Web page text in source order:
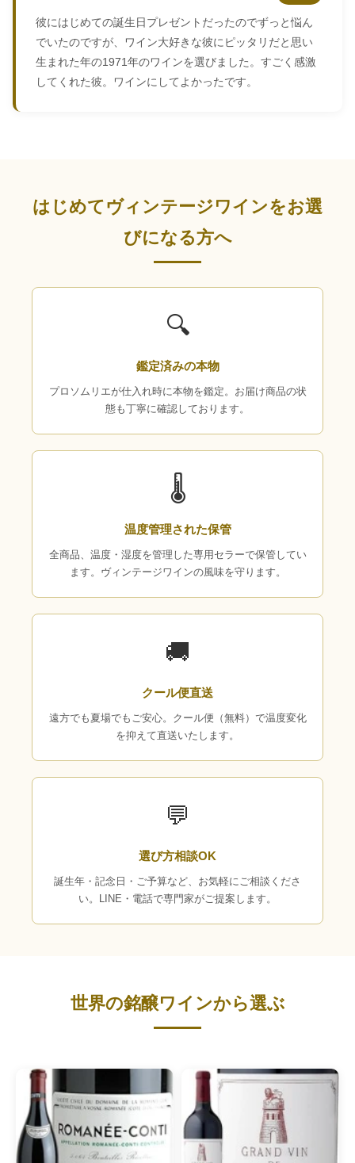
彼にはじめての誕生日プレゼントだったのでずっと悩ん
でいたのですが、ワイン大好きな彼にピッタリだと思い
生まれた年の1971年のワインを選びました。すごく感激
してくれた彼。ワインにしてよかったです。
はじめてヴィンテージワインをお選
びになる方へ
🔍
鑑定済みの本物
プロソムリエが仕入れ時に本物を鑑定。お届け商品の状
態も丁寧に確認しております。
🌡
温度管理された保管
全商品、温度・湿度を管理した専用セラーで保管してい
ます。ヴィンテージワインの風味を守ります。
🚚
クール便直送
遠方でも夏場でもご安心。クール便（無料）で温度変化
を抑えて直送いたします。
💬
選び方相談OK
誕生年・記念日・ご予算など、お気軽にご相談くださ
い。LINE・電話で専門家がご提案します。
世界の銘醸ワインから選ぶ